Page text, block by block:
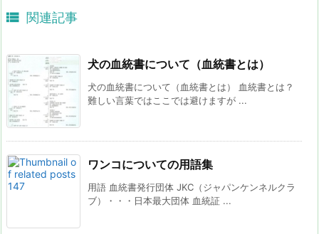
 関連記事
犬の血統書について（血統書とは）
犬の血統書について（血統書とは） 血統書とは？
難しい言葉ではここでは避けますが ...
ワンコについての用語集
用語 血統書発行団体 JKC（ジャパンケンネルクラ
ブ）・・・日本最大団体 血統証 ...